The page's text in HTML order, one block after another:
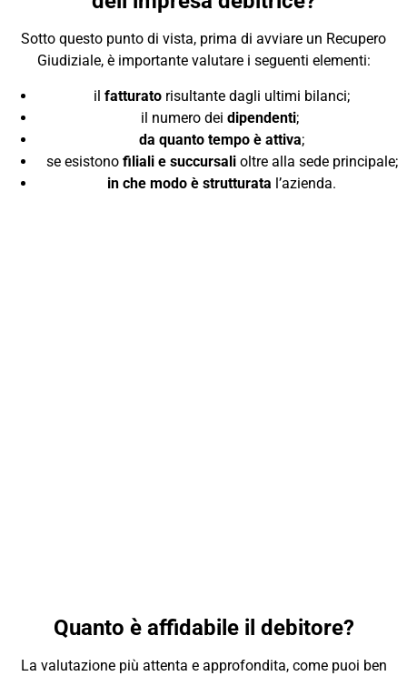
Sotto questo punto di vista, prima di avviare un Recupero
Giudiziale, è importante valutare i seguenti elementi:
il fatturato risultante dagli ultimi bilanci;
il numero dei dipendenti;
da quanto tempo è attiva;
se esistonofiliali e succursalioltre alla sede principale;
in che modo è strutturata l’azienda.
Quanto è affidabile il debitore?
La valutazione più attenta e approfondita, come puoi ben